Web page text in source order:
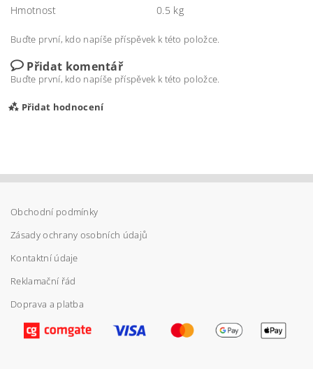
Hmotnost 0.5 kg
Buďte první, kdo napíše příspěvek k této položce.
Přidat komentář
Buďte první, kdo napíše příspěvek k této položce.
Přidat hodnocení
Vložením hodnocení souhlasíte spodmínkami
ochrany osobních údajů
Obchodní podmínky
Zásady ochrany osobních údajů
Kontaktní údaje
Reklamační řád
Doprava a platba